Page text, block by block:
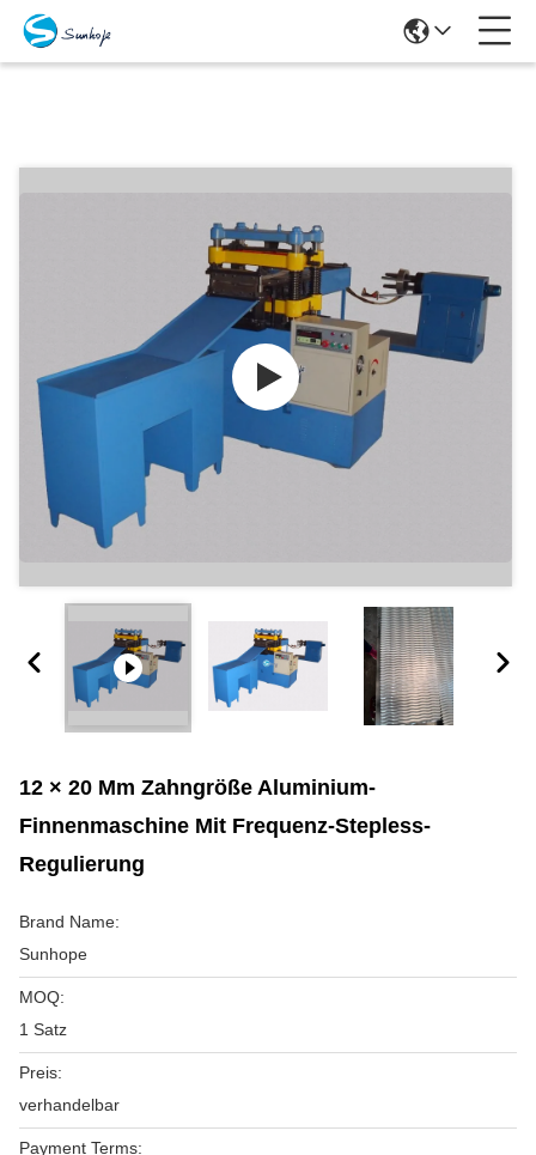
12 × 20 Mm Zahngröße Aluminium-
Finnenmaschine Mit Frequenz-Stepless-
Regulierung
Brand Name:
Sunhope
MOQ:
1 Satz
Preis:
verhandelbar
Payment Terms: